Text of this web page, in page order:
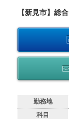
【新見市】総
勤務地
科目